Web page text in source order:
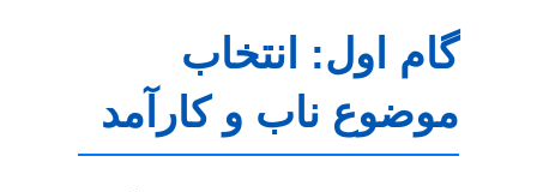
گام اول: انتخاب
موضوع ناب و کارآمد